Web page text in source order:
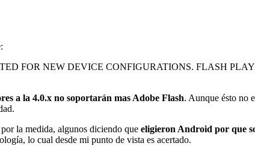
FOR NEW DEVICE CONFIGURATIONS. FLASH
a la 4.0.x no soportarán mas Adobe Flash. Aunque ésto no
la medida, algunos diciendo que eligieron Android por que
lo cual desde mi punto de vista es acertado.